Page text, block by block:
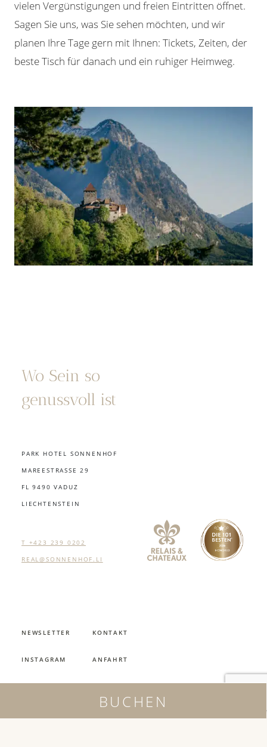
BUCHEN
vielen Vergünstigungen und freien Eintritten öffnet.
Sagen Sie uns, was Sie sehen möchten, und wir
planen Ihre Tage gern mit Ihnen: Tickets, Zeiten, der
beste Tisch für danach und ein ruhiger Heimweg.
Wo Sein so
genussvoll ist
PARK HOTEL SONNENHOF
MAREESTRASSE 29
FL 9490 VADUZ
LIECHTENSTEIN
T +423 239 0202
REAL@SONNENHOF.LI
NEWSLETTER
INSTAGRAM
FACEBOOK
KONTAKT
ANFAHRT
ANFRAGE